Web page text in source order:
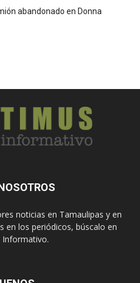
abandonado en Donna
noticias en Tamaulipas y en
en los periódicos, búscalo en
Informativo.